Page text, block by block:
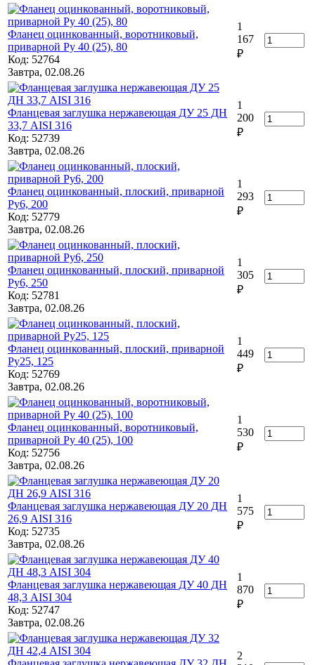
Фланец оцинкованный, воротниковый,
приварной Ру 40 (25), 80
Код: 52764
Завтра, 02.08.26
1
167
₽
Фланцевая заглушка нержавеющая ДУ 25 ДН
33,7 AISI 316
Код: 52739
Завтра, 02.08.26
1
200
₽
Фланец оцинкованный, плоский, приварной
Ру6, 200
Код: 52779
Завтра, 02.08.26
1
293
₽
Фланец оцинкованный, плоский, приварной
Ру6, 250
Код: 52781
Завтра, 02.08.26
1
305
₽
Фланец оцинкованный, плоский, приварной
Ру25, 125
Код: 52769
Завтра, 02.08.26
1
449
₽
Фланец оцинкованный, воротниковый,
приварной Ру 40 (25), 100
Код: 52756
Завтра, 02.08.26
1
530
₽
Фланцевая заглушка нержавеющая ДУ 20 ДН
26,9 AISI 316
Код: 52735
Завтра, 02.08.26
1
575
₽
Фланцевая заглушка нержавеющая ДУ 40 ДН
48,3 AISI 304
Код: 52747
Завтра, 02.08.26
1
870
₽
2